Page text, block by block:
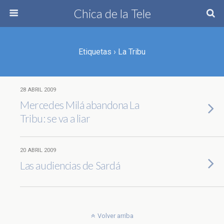
Chica de la Tele
Etiquetas › La Tribu
28 ABRIL 2009
Mercedes Milá abandona La
Tribu: se va a liar
20 ABRIL 2009
Las audiencias de Sardá
Volver arriba